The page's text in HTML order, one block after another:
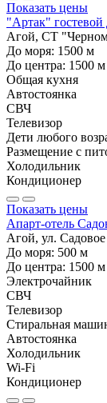
Показать цены
"Артак" гостевой
Агой, СТ
До моря: 1500 м
До центра: 1500 м
Общая кухня
Автостоянка
СВЧ
Телевизор
Дети любого
Размещение с
Холодильник
Кондиционер
Показать цены
Апарт-отель
Агой, ул.
До моря: 500 м
До центра: 1500 м
Электрочайник
СВЧ
Телевизор
Стиральная
Автостоянка
Холодильник
Wi-Fi
Кондиционер